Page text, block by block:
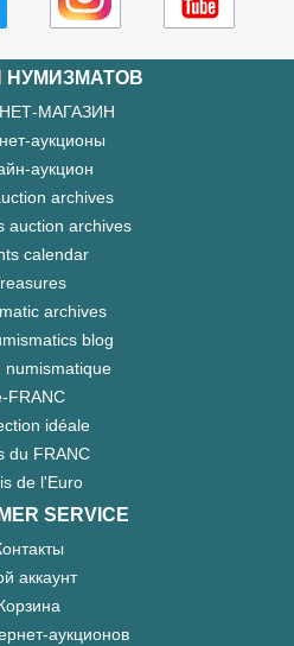
НУМИЗМАТОВ
МАГАЗИН
аукционы
аукцион
archives
auction archives
calendar
archives
blog
numismatique
FRANC
idéale
du FRANC
de l'Euro
SERVICE
аккаунт
аукционов